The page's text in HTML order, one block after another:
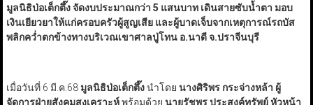
มูลนิธิป่อเต็กตึ๊ง จัดงบประมาณกว่า 5 แสนบาท เดินสายซับน้ำตา มอบ
เงินเยียวยาให้แก่ครอบครัวผู้สูญเสีย และผู้บาดเจ็บจากเหตุการณ์รถบัส
พลิกคว่ำตกข้างทางบริเวณเขาศาลปู่โทน อ.นาดี จ.ปราจีนบุรี
เมื่อวันที่ 6 มี.ค.68มูลนิธิป่อเต็กตึ๊งนำโดย นางศิริพร กระจ่างหล้า ผู้
จัดการฝ่ายสังคมสงเคราะห์พร้อมด้วย นายรัชพร ประสงค์ทรัพย์ หัวหน้า